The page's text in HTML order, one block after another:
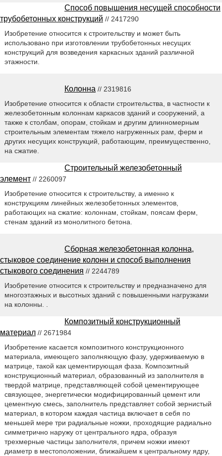
Способ повышения несущей способности
трубобетонных конструкций // 2417290
Изобретение относится к строительству и может быть
использовано при изготовлении трубобетонных несущих
конструкций для возведения каркасных зданий различной
этажности.
Колонна // 2319816
Изобретение относится к области строительства, в частности к
железобетонным колоннам каркасов зданий и сооружений, а
также к столбам, опорам, стойкам и другим длинномерным
строительным элементам тяжело нагруженных рам, ферм и
других несущих конструкций, работающим, преимущественно,
на сжатие.
Строительный железобетонный
элемент // 2260097
Изобретение относится к строительству, а именно к
конструкциям линейных железобетонных элементов,
работающих на сжатие: колоннам, стойкам, поясам ферм,
стенам зданий из монолитного бетона.
Сборная железобетонная колонна,
стыковое соединение колонн и способ выполнения
стыкового соединения // 2244789
Изобретение относится к строительству и предназначено для
многоэтажных и высотных зданий с повышенными нагрузками
на колонны. .
Композитный конструкционный
материал // 2671984
Изобретение касается композитного конструкционного
материала, имеющего заполняющую фазу, удерживаемую в
матрице, такой как цементирующая фаза. Композитный
конструкционный материал, образованный из заполнителя в
твердой матрице, представляющей собой цементирующее
связующее, энергетически модифицированный цемент или
цементную смесь, заполнитель представляет собой зернистый
материал, в котором каждая частица включает в себя по
меньшей мере три радиальные ножки, проходящие радиально
симметрично наружу от центрального ядра, образуя
трехмерные частицы заполнителя, причем ножки имеют
диаметр в местоположении, ближайшем к центральному ядру,